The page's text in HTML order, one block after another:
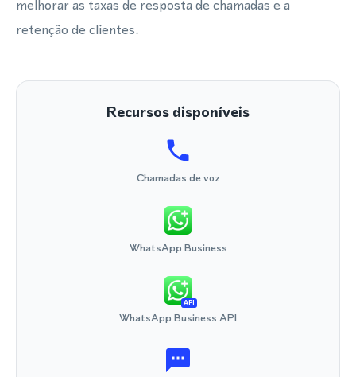
melhorar as taxas de resposta de chamadas e a
retenção de clientes.
Recursos disponíveis
Chamadas de voz
WhatsApp Business
API
WhatsApp Business API